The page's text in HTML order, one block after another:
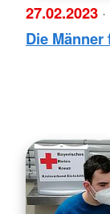
27.02.2023
Die